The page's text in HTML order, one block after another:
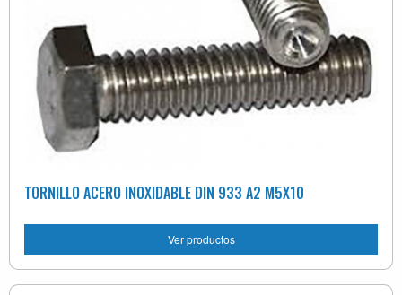
TORNILLO ACERO INOXIDABLE DIN 933 A2 M5X10
Ver productos